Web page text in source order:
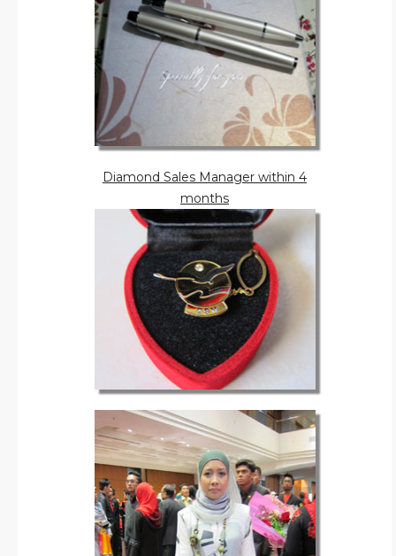
Diamond Sales Manager within 4
months